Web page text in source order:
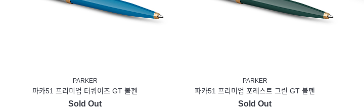
PARKER
파카51 프리미엄 터쿼이즈 GT 볼펜
Sold Out
PARKER
파카51 프리미엄 포레스트 그린 GT 볼펜
Sold Out